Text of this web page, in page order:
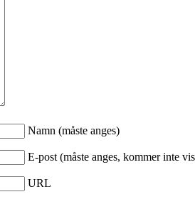
Namn (måste anges)
E-post (måste anges, kommer inte
URL